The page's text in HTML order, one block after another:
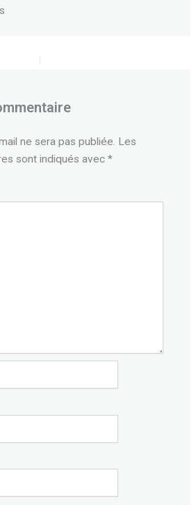
ne sera pas publiée. Les
sont indiqués avec*